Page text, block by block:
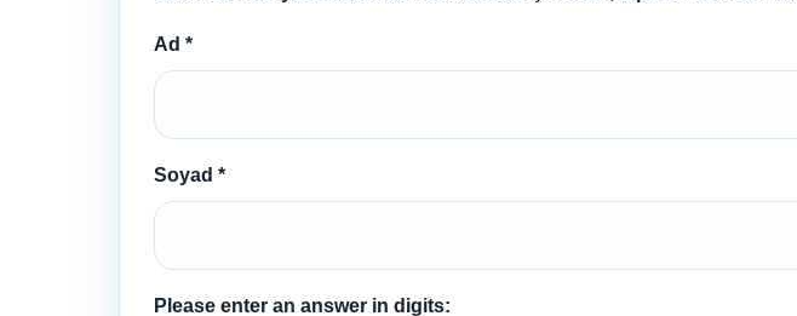
Ad *
Soyad *
Please enter an answer in digits: